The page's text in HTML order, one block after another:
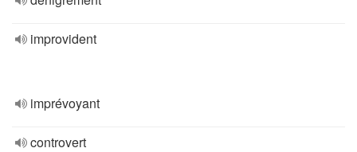
improvident
imprévoyant
controvert